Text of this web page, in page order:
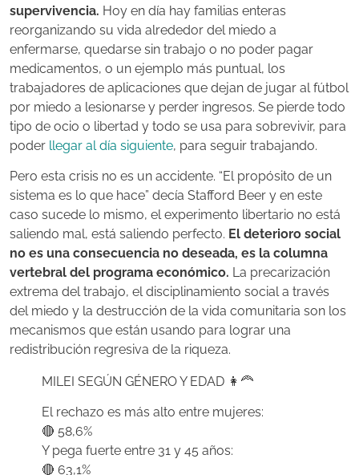
supervivencia. Hoy en día hay familias enteras
reorganizando su vida alrededor del miedo a
enfermarse, quedarse sin trabajo o no poder pagar
medicamentos, o un ejemplo más puntual, los
trabajadores de aplicaciones que dejan de jugar al fútbol
por miedo a lesionarse y perder ingresos. Se pierde todo
tipo de ocio o libertad y todo se usa para sobrevivir, para
poder llegar al día siguiente, para seguir trabajando.
Pero esta crisis no es un accidente. “El propósito de un
sistema es lo que hace” decía Stafford Beer y en este
caso sucede lo mismo, el experimento libertario no está
saliendo mal, está saliendo perfecto. El deterioro social
no es una consecuencia no deseada, es la columna
vertebral del programa económico. La precarización
extrema del trabajo, el disciplinamiento social a través
del miedo y la destrucción de la vida comunitaria son los
mecanismos que están usando para lograr una
redistribución regresiva de la riqueza.
MILEI SEGÚN GÉNERO Y EDAD 👩‍🦰
El rechazo es más alto entre mujeres:
🔴 58,6%
Y pega fuerte entre 31 y 45 años:
🔴 63,1%